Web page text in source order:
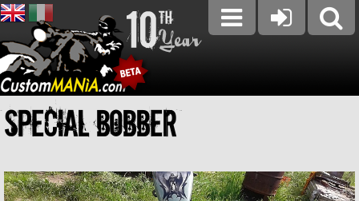
Special Bobber